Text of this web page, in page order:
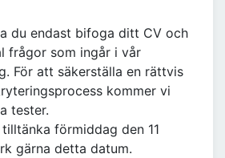
du endast bifoga ditt CV och
frågor som ingår i vår
För att säkerställa en rättvis
kommer vi
tester.
förmiddag den 11
gärna detta datum.